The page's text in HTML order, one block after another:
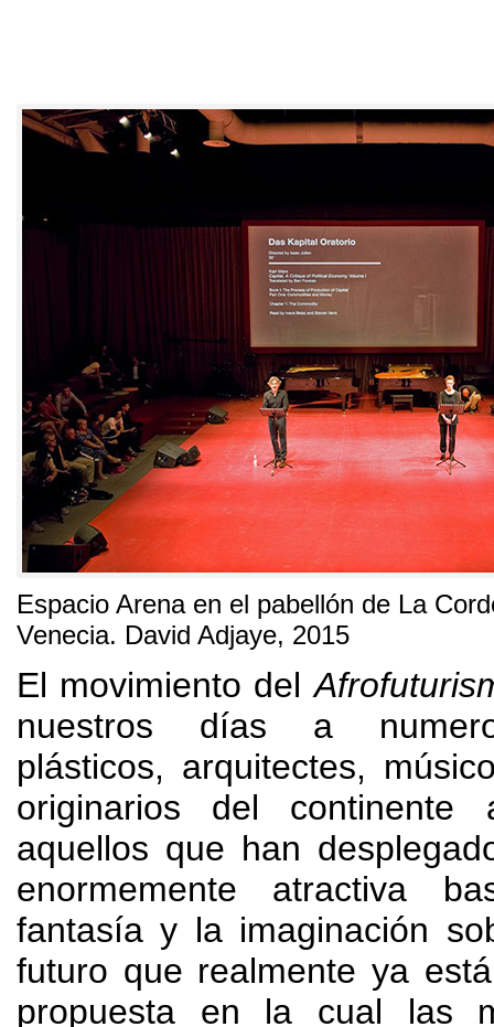
Espacio Arena en el pabellón de La
Venecia. David Adjaye, 2015
El movimiento del
nuestros días a
plásticos, arquitectes,
originarios del continente
aquellos que han
enormemente atractiva
fantasía y la imaginación
futuro que realmente ya
propuesta en la cual las